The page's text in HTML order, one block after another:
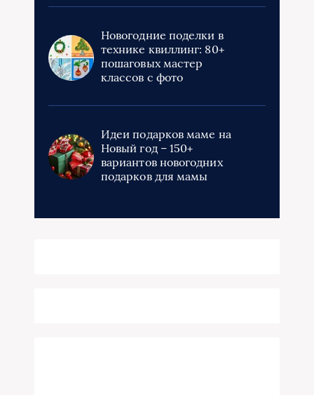
Новогодние поделки в
технике квиллинг: 80+
пошаговых мастер
классов с фото
Идеи подарков маме на
Новый год – 150+
вариантов новогодних
подарков для мамы